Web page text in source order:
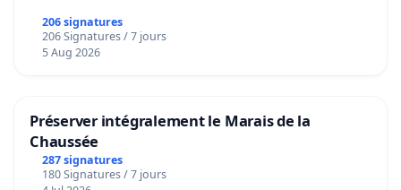
206 signatures
206 Signatures / 7 jours
5 Aug 2026
Préserver intégralement le Marais de la
Chaussée
287 signatures
180 Signatures / 7 jours